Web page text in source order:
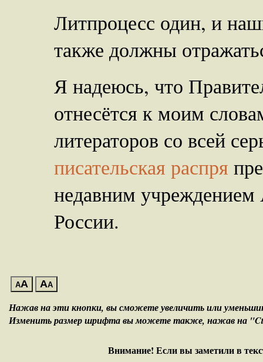
Литпроцесс один, и
также должны
Я надеюсь, что
отнесётся к моим
литераторов со всей
писательская распря
недавним учреждением
России.
AA AA
Нажав на эти кнопки, вы сможете увеличить или
Изменить размер шрифта вы можете также, нажав на
Внимание! Если вы заметили в